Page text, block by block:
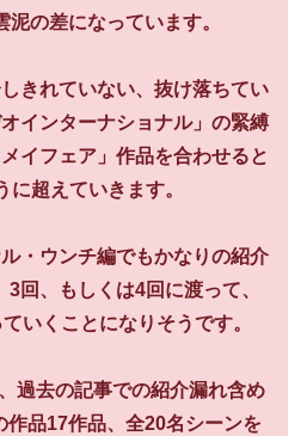
泥の差になっています。
きれていない、抜け落ちてい
インターナショナル」の緊縛
イフェア」作品を合わせると
に超えていきます。
・ウンチ編でもかなりの紹介
回、もしくは4回に渡って、
いくことになりそうです。
過去の記事での紹介漏れ含め
作品17作品、全20名シーンを